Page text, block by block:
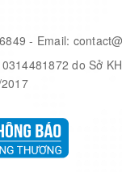
- Email:
do Sở